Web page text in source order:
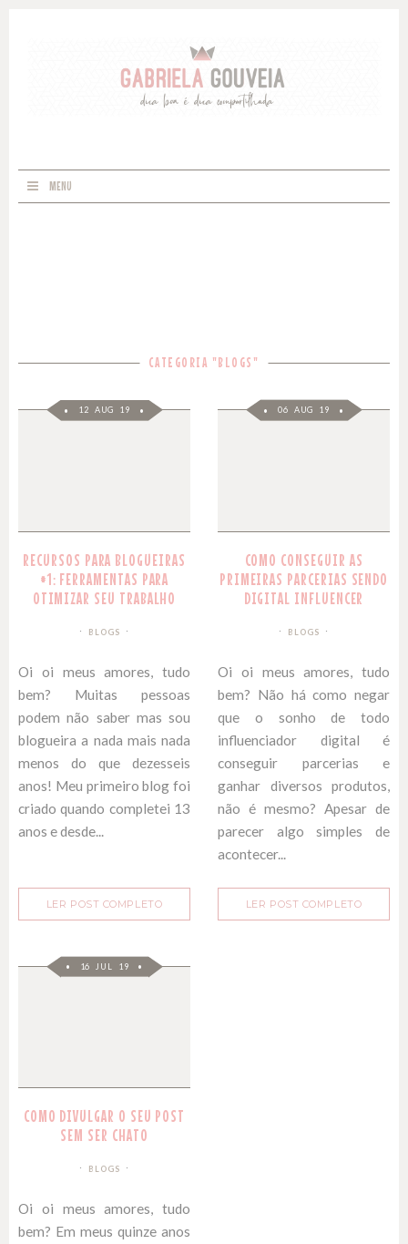
MENU
CATEGORIA "BLOGS"
12 AUG 19
RECURSOS PARA BLOGUEIRAS
#1: FERRAMENTAS PARA
OTIMIZAR SEU TRABALHO
BLOGS
Oi oi meus amores, tudo
bem? Muitas pessoas
podem não saber mas sou
blogueira a nada mais nada
menos do que dezesseis
anos! Meu primeiro blog foi
criado quando completei 13
anos e desde...
LER POST COMPLETO
06 AUG 19
COMO CONSEGUIR AS
PRIMEIRAS PARCERIAS SENDO
DIGITAL INFLUENCER
BLOGS
Oi oi meus amores, tudo
bem? Não há como negar
que o sonho de todo
influenciador digital é
conseguir parcerias e
ganhar diversos produtos,
não é mesmo? Apesar de
parecer algo simples de
acontecer...
LER POST COMPLETO
16 JUL 19
COMO DIVULGAR O SEU POST
SEM SER CHATO
BLOGS
Oi oi meus amores, tudo
bem? Em meus quinze anos